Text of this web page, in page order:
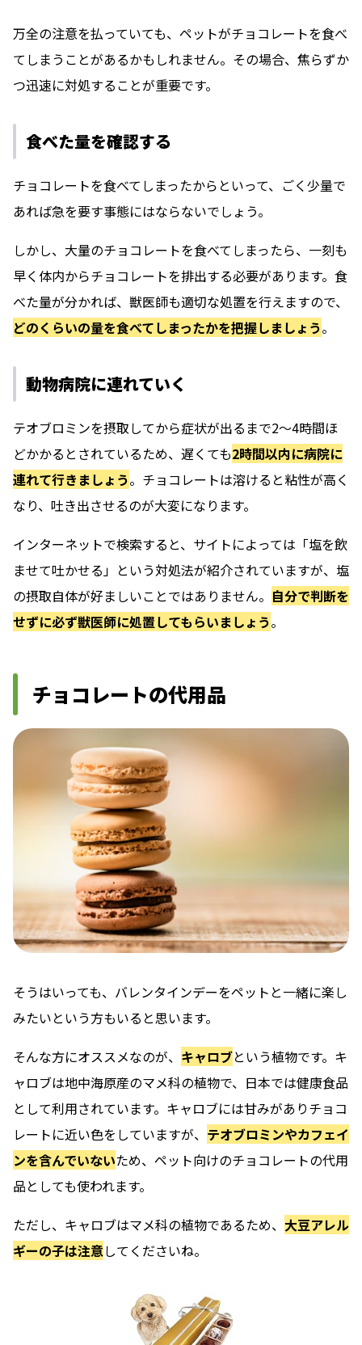
万全の注意を払っていても、ペットがチョコレートを食べ
てしまうことがあるかもしれません。その場合、焦らずか
つ迅速に対処することが重要です。
食べた量を確認する
チョコレートを食べてしまったからといって、ごく少量で
あれば急を要す事態にはならないでしょう。
しかし、大量のチョコレートを食べてしまったら、一刻も
早く体内からチョコレートを排出する必要があります。食
べた量が分かれば、獣医師も適切な処置を行えますので、
どのくらいの量を食べてしまったかを把握しましょう。
動物病院に連れていく
テオブロミンを摂取してから症状が出るまで2〜4時間ほ
どかかるとされているため、遅くても2時間以内に病院に
連れて行きましょう。チョコレートは溶けると粘性が高く
なり、吐き出させるのが大変になります。
インターネットで検索すると、サイトによっては「塩を飲
ませて吐かせる」という対処法が紹介されていますが、塩
の摂取自体が好ましいことではありません。 自分で判断を
せずに必ず獣医師に処置してもらいましょう。
チョコレートの代用品
そうはいっても、バレンタインデーをペットと一緒に楽し
みたいという方もいると思います。
そんな方にオススメなのが、 キャロブという植物です。キ
ャロブは地中海原産のマメ科の植物で、日本では健康食品
として利用されています。キャロブには甘みがありチョコ
レートに近い色をしていますが、 テオブロミンやカフェイ
ンを含んでいないため、ペット向けのチョコレートの代用
品としても使われます。
ただし、キャロブはマメ科の植物であるため、 大豆アレル
ギーの子は注意してくださいね。